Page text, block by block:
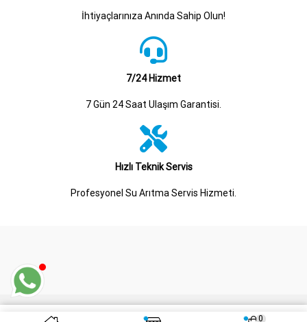
İhtiyaçlarınıza Anında Sahip Olun!
7/24 Hizmet
7 Gün 24 Saat Ulaşım Garantisi.
Hızlı Teknik Servis
Profesyonel Su Arıtma Servis Hizmeti.
0